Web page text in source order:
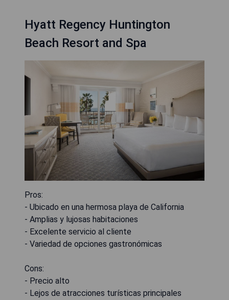
Hyatt Regency Huntington
Beach Resort and Spa
Pros:
- Ubicado en una hermosa playa de California
- Amplias y lujosas habitaciones
- Excelente servicio al cliente
- Variedad de opciones gastronómicas
Cons:
- Precio alto
- Lejos de atracciones turísticas principales